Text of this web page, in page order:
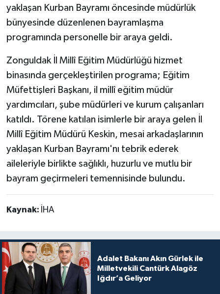
yaklaşan Kurban Bayramı öncesinde müdürlük
bünyesinde düzenlenen bayramlaşma
programında personelle bir araya geldi.
Zonguldak İl Millî Eğitim Müdürlüğü hizmet
binasında gerçekleştirilen programa; Eğitim
Müfettişleri Başkanı, il millî eğitim müdür
yardımcıları, şube müdürleri ve kurum çalışanları
katıldı. Törene katılan isimlerle bir araya gelen İl
Millî Eğitim Müdürü Keskin, mesai arkadaşlarının
yaklaşan Kurban Bayramı'nı tebrik ederek
aileleriyle birlikte sağlıklı, huzurlu ve mutlu bir
bayram geçirmeleri temennisinde bulundu.
Kaynak: İHA
Adalet Bakanı Akın Gürlek ile
Milletvekili Cantürk Alagöz
Iğdır’a Geliyor